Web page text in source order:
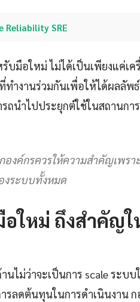
SRE
บมือใหม่ ไม่ได้เป็นเพียงแค่เค
ำงานร่วมกันเพื่อให้ได้ผลลัพ
ถนำไปประยุกต์ใช้ในสถานกา
งค์กรควรให้ความสำคัญเพรา
งระบบทั้งหมด
ใหม่ ถึงสำคัญใ
ไม่ว่าจะเป็นการ scale ระบบ
ลดต้นทุนในการดำเนินงาน ก